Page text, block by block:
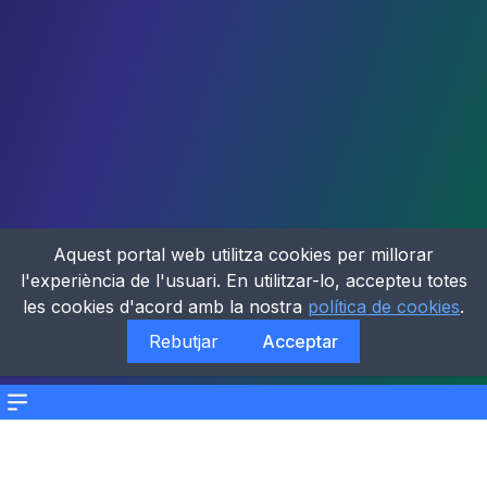
Menu
Aquest portal web utilitza cookies per millorar
l'experiència de l'usuari. En utilitzar-lo, accepteu totes
les cookies d'acord amb la nostra política de cookies.
Rebutjar
Acceptar